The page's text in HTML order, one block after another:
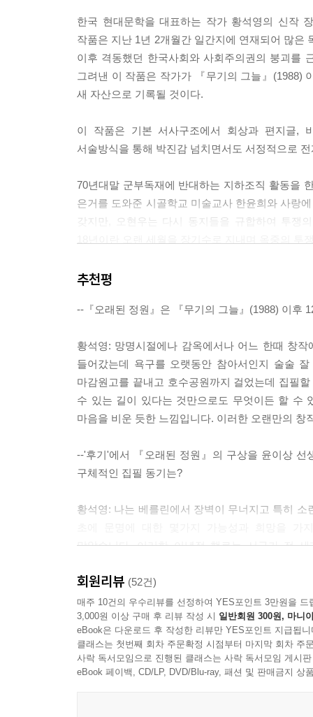
--- p.39
아, 어떻게 우리가 이 작은 장미를 기록할 수 있을
은 아니었지만 우리가 왔을 때, 장미는 거기에 피어
장미가 그곳에 피어 있기 전에는 아무도 장미를
적 없는 것이 목적지에 도착했구나. 하지만 모든
당신은 그곳을 찾았나요? 윤희가 내게 묻는다. 집
이라고. 멀리 마을의 불빛이며 연기나는 굴뚝이
뒤편에 떠오른 그네의 눈길 이쪽에 서서 중얼거렸
---오래된 정원(하) p.312
나는 오후 늦게야 깨어났고 가족들이 권하는 음
는 식이었다. 미국에 이민간 아우와 긴 통화를 했
마지막 소원이었다면서 나의 결혼문제를 꺼냈는
--- p.25
나는 언젠가 친구를 비판하면서, 우리는 그 시대
르기는 했어도. 물살에 씻기어 닳아지고부서지는
그들의 가슴 속에 남아 있는 풍요로운 인생의 깊
픈 개인의 나날을 통해서 세계를 보아야 한다고
추구한 세대의 초상이 될 것이다. 새로운 세기에
시 던져본다. 아직도 희망은 있는 것일까? 질문이
--- 저자 후기
한국 현대문학을 대표하는 작가 황석영의 신작
작품은 지난 1년 2개월간 일간지에 연재되어 많은
이후 격동했던 한국사회와 사회주의권의 붕괴를
그려낸 이 작품은 작가가 『무기의 그늘』(1988)
새 자산으로 기록될 것이다.
이 작품은 기본 서사구조에서 회상과 편지글,
서술방식을 통해 박진감 넘치면서도 서정적으로
70년대말 군부독재에 반대하는 지하조직 활동을
은거를 도와준 시골학교 미술교사 한윤희와 사랑
갖지만, 오현우는 다시 동지들을 규합하여 투
찾아 과거에 둘이 함께 지냈던 갈뫼의 `오래된 정
학생운동가가 주도하는 반정부운동을 음양으로
그녀는 작품활동을 하다가 귀국한다. 한편, 오
갈뫼에서의 여정을 정리하고 새로운 삶의 시작을
`오래된 정원`은 한편으로는 오현우와 한윤희가
혁명가들의 이상향인 동시에 남성 위주의 물량
새로운 각성을 얻기 때문이다.
뿜어내는 재미를 갖추고 있다. 특히 헌신적인 운
장벽의 붕괴에 대한 묘사는 손에 잡힐 듯 생생하
전개될 황석영 문학의 방향을 가늠하게 해준다.
이 작품은 누구보다 치열하게 이 시대를 헤쳐온
여기에는 북한방문과 해외망명 등을 통해 더욱
깊이가 녹아들어 있다. 「객지」「삼포 가는 길
통해서, 잊어서는 안될 한 시대의 진실을 작가 황
추천평
--『오래된 정원』은 『무기의 그늘』(1988) 이후
황석영: 망명시절에나 감옥에서나 어느 한때 창
들어갔는데 욕구를 오랫동안 참아서인지 술술
마감원고를 끝내고 호수공원까지 걸었는데 집필
수 있는 길이 있다는 것만으로도 무엇이든 할 수
마음을 비운 듯한 느낌입니다. 이러한 오랜만의
--'후기'에서 『오래된 정원』의 구상을 윤이상
구체적인 집필 동기는?
황석영: 나는 베를린에서 장벽이 무너지고 특히
말았습니다. 이러한 이념적 행로는 서구가 전
세대에 걸친 자본주의 근대화과정을 겪고 80년
중요한 밑거름이 될 거라고 생각했고 또한 실
의미심장합니다. 수많은 젊은이들이 자신의 생애
--『오래된 정원』의 소재는 어떤 조직 사건인지?
회원리뷰 (52건)
매주 10건의 우수리뷰를 선정하여 YES포인트 3만원을 드
3,000원 이상 구매 후 리뷰 작성 시 일반회원 300원, 마니
eBook은 다운로드 후 작성한 리뷰만 YES포인트 지급됩니
클래스는 첫번째 회차 주문확정 시점부터 마지막 회차 주
사락 독서모임으로 진행된 클래스는 사락 독서모임 게시
eBook 페이백, CD/LP, DVD/Blu-ray, 패션 및 판매금지 상